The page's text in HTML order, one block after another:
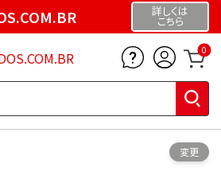
詳しくは
こちら
0
変更